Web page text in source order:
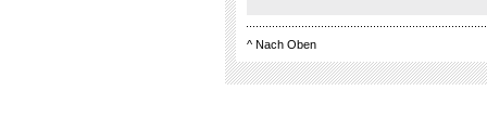
^ Nach Oben